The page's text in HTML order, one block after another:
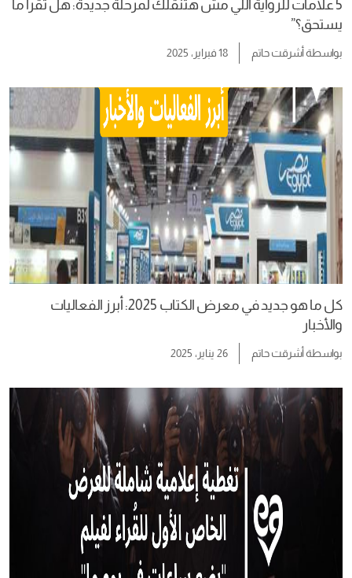
5 علامات للرواية اللي مش هتنقلك لمرحلة جديدة: هل تقرأ ما
يستحق؟”
بواسطةأشرقت حاتم 18 فبراير، 2025
كل ما هو جديد في معرض الكتاب 2025: أبرز الفعاليات
والأخبار
بواسطةأشرقت حاتم 26 يناير، 2025